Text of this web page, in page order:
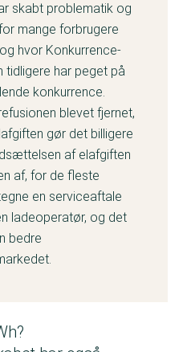
skabt problematik og
mange forbrugere
hvor Konkurrence-
tidligere har peget på
konkurrence.
blevet fjernet,
gør det billigere
af elafgiften
af, for de fleste
en serviceaftale
ladeoperatør, og det
bedre